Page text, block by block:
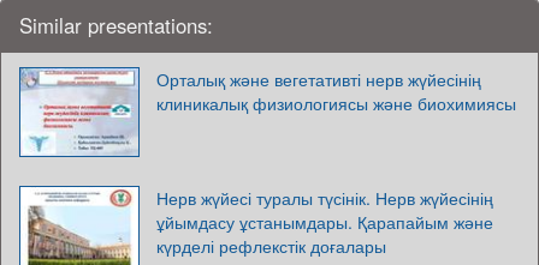
Similar presentations:
Орталық және вегетативті нерв жүйесінің
клиникалық физиологиясы және биохимиясы
Нерв жүйесі туралы түсінік. Нерв жүйесінің
ұйымдасу ұстанымдары. Қарапайым және
күрделі рефлекстік доғалары